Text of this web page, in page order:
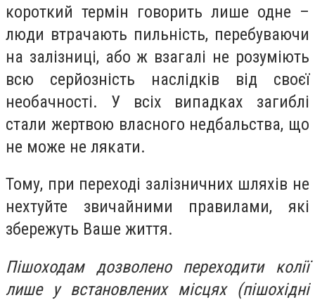
короткий термін говорить лише одне –
люди втрачають пильність, перебуваючи
на залізниці, або ж взагалі не розуміють
всю серйозність наслідків від своєї
необачності. У всіх випадках загиблі
стали жертвою власного недбальства, що
не може не лякати.
Тому, при переході залізничних шляхів не
нехтуйте звичайними правилами, які
збережуть Ваше життя.
Пішоходам дозволено переходити колії
лише у встановлених місцях (пішохідні